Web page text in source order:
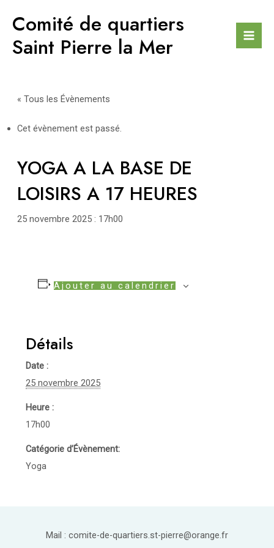
Comité de quartiers
Saint Pierre la Mer
« Tous les Évènements
Cet évènement est passé.
YOGA A LA BASE DE
LOISIRS A 17 HEURES
25 novembre 2025 : 17h00
Ajouter au calendrier
Détails
Date :
25 novembre 2025
Heure :
17h00
Catégorie d’Évènement:
Yoga
Mail : comite-de-quartiers.st-pierre@orange.fr